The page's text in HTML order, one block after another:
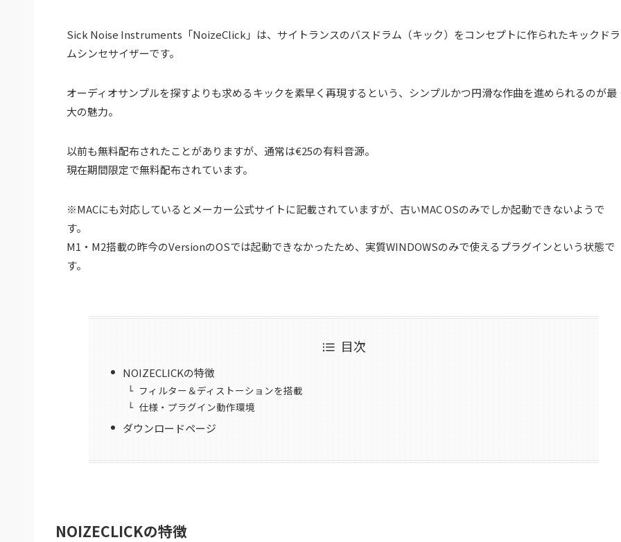
Sick Noise Instruments「NoizeClick」は、サイトランスのバスドラム（キック）をコンセプトに作られたキックドラ
ムシンセサイザーです。
オーディオサンプルを探すよりも求めるキックを素早く再現するという、シンプルかつ円滑な作曲を進められるのが最
大の魅力。
以前も無料配布されたことがありますが、通常は€25の有料音源。
現在期間限定で無料配布されています。
※MACにも対応しているとメーカー公式サイトに記載されていますが、古いMAC OSのみでしか起動できないようで
す。
M1・M2搭載の昨今のVersionのOSでは起動できなかったため、実質WINDOWSのみで使えるプラグインという状態で
す。
目次
NOIZECLICKの特徴
フィルター＆ディストーションを搭載
仕様・プラグイン動作環境
ダウンロードページ
NOIZECLICKの特徴